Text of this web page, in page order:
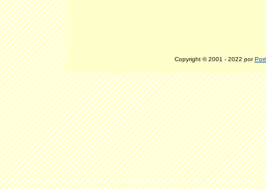
Copyright © 2001 - 2022 por